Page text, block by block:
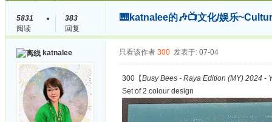
5831
阅读
383
回复
🎹katnalee的🎶📺文化/娱乐
katnalee 只看该作者 300 发表于: 07-04
300【Busy Bees - Raya Edition (MY) 2024 -
Set of 2 colour design